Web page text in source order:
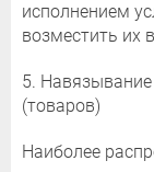
исполнением
возместить их
5.
(товаров)
Наиболее